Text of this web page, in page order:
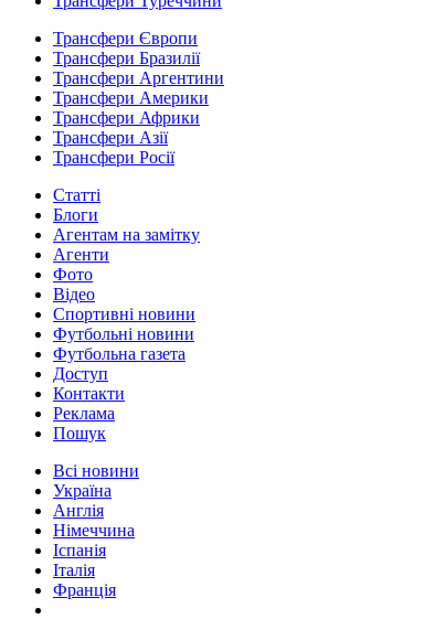
Трансфери Європи
Трансфери Бразилії
Трансфери Аргентини
Трансфери Америки
Трансфери Африки
Трансфери Азії
Трансфери Росії
Статті
Блоги
Агентам на замітку
Агенти
Фото
Відео
Спортивні новини
Футбольні новини
Футбольна газета
Доступ
Контакти
Реклама
Пошук
Всі новини
Україна
Англія
Німеччина
Іспанія
Італія
Франція